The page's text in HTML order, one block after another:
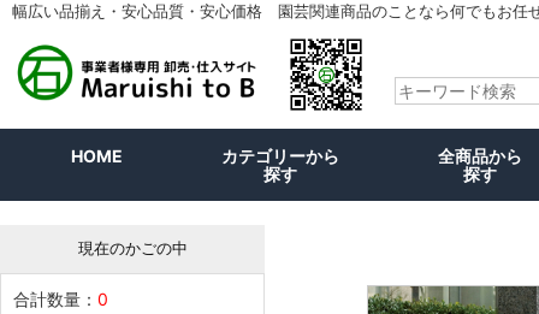
幅広い品揃え・安心品質・安心価格 園芸関連商品のことなら何でもお任
HOME
カテゴリーから
探す
全商品から
探す
現在のかごの中
合計数量： 0